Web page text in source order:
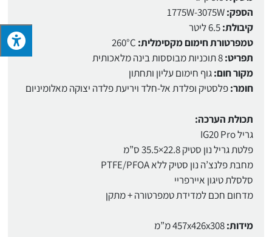
הספק:1775W-3075W
קיבולת:6.5 ליטר
טמפרטורת חימום מקסימלית:
תפריט:8 תוכניות מבוססות בינה מלאכותית
מקור חום:גוף חימום עליון ותחתון
חומר:פלסטיק ופלדת אל-חלד ויריעת פלדה יצוקה מאלומיניום
תכולת הערכה:
גריל IG20 Pro
פלטת גריל נון סטיק 22.8×35.5 ס”מ
מחבת פלנצ’ה נון סטיק ללא PTFE/PFOA
סלסלת טיגון איירפריי
מדחום חכם למדידת טמפרטורה + מתקן
מידות:457x426x308 מ”מ